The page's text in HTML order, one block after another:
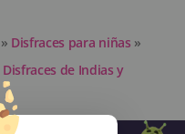
» Disfraces para niñas »
Disfraces de Indias y